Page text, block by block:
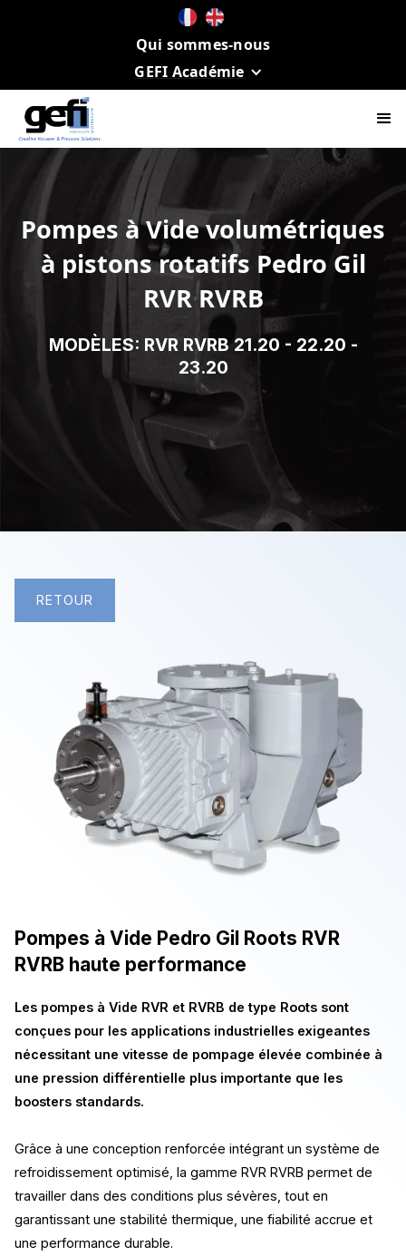
Qui sommes-nous
GEFI Académie
Pompes à Vide volumétriques
à pistons rotatifs Pedro Gil
RVR RVRB
MODÈLES: RVR RVRB 21.20 - 22.20 -
23.20
RETOUR
Pompes à Vide Pedro Gil Roots RVR
RVRB haute performance
Les pompes à Vide RVR et RVRB de type Roots sont
conçues pour les applications industrielles exigeantes
nécessitant une vitesse de pompage élevée combinée à
une pression différentielle plus importante que les
boosters standards.
Grâce à une conception renforcée intégrant un système de
refroidissement optimisé, la gamme RVR RVRB permet de
travailler dans des conditions plus sévères, tout en
garantissant une stabilité thermique, une fiabilité accrue et
une performance durable.